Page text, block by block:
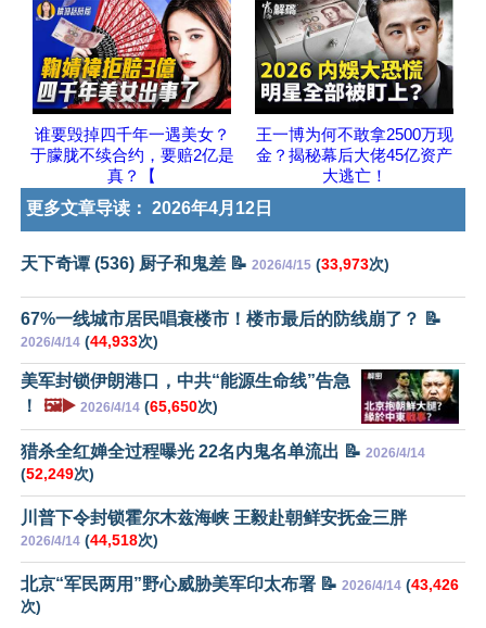
谁要毁掉四千年一遇美女？
于朦胧不续合约，要赔2亿是
真？【
王一博为何不敢拿2500万现
金？揭秘幕后大佬45亿资产
大逃亡！
更多文章导读： 2026年4月12日
天下奇谭 (536) 厨子和鬼差 📝 2026/4/15 (33,973次)
67%一线城市居民唱衰楼市！楼市最后的防线崩了？ 📝
2026/4/14 (44,933次)
美军封锁伊朗港口，中共“能源生命线”告急
！
🖼️▶️ 2026/4/14 (65,650次)
猎杀全红婵全过程曝光 22名内鬼名单流出 📝 2026/4/14
(52,249次)
川普下令封锁霍尔木兹海峡 王毅赴朝鲜安抚金三胖
2026/4/14 (44,518次)
北京“军民两用”野心威胁美军印太布署 📝 2026/4/14 (43,426
次)